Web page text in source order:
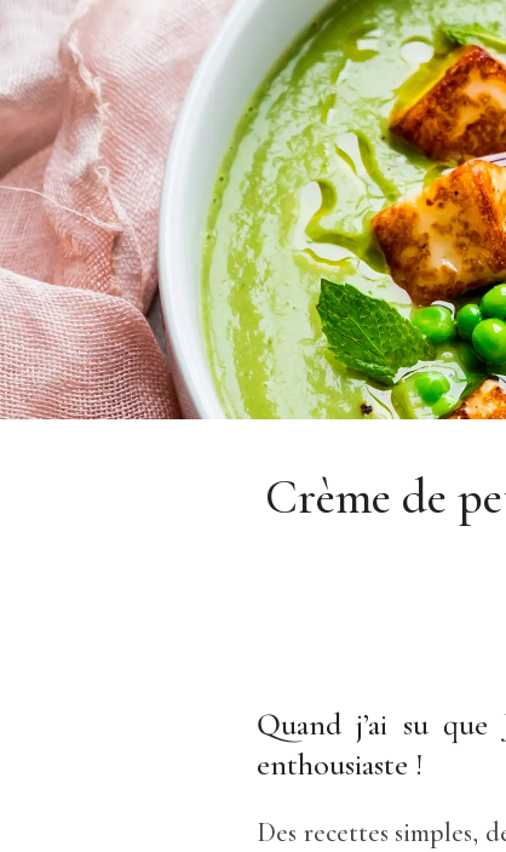
Crème de
Quand j’ai su
enthousiaste !
Des recettes simples,